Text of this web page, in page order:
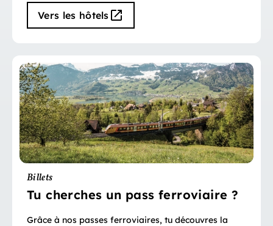
Vers les hôtels
Billets
Tu cherches un pass ferroviaire ?
Grâce à nos passes ferroviaires, tu découvres la